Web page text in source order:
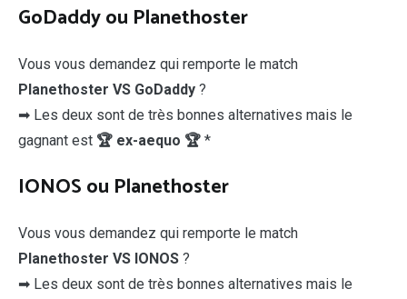
GoDaddy ou Planethoster
Vous vous demandez qui remporte le match
Planethoster VS GoDaddy ?
➡ Les deux sont de très bonnes alternatives mais le
gagnant est 🏆 ex-aequo 🏆 *
IONOS ou Planethoster
Vous vous demandez qui remporte le match
Planethoster VS IONOS ?
➡ Les deux sont de très bonnes alternatives mais le